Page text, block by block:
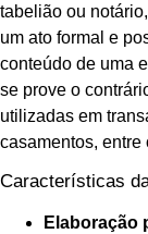
tabelião ou
um ato formal e
conteúdo de uma
se prove o
utilizadas em
casamentos, entre
Características
Elaboração